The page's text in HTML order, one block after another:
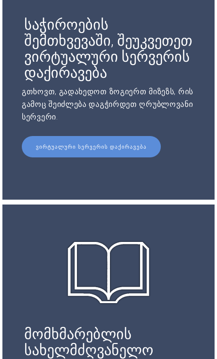
საჭიროების
შემთხვევაში, შეუკვეთეთ
ვირტუალური სერვერის
დაქირავება
გთხოვთ, გადახედოთ ზოგიერთ მიზეზს, რის
გამოც შეიძლება დაგჭირდეთ ღრუბლოვანი
სერვერი.
ᲕᲘᲠᲢᲣᲐᲚᲣᲠᲘ ᲡᲔᲠᲕᲔᲠᲘᲡ ᲓᲐᲥᲘᲠᲐᲕᲔᲑᲐ
მომხმარებლის
სახელმძღვანელო